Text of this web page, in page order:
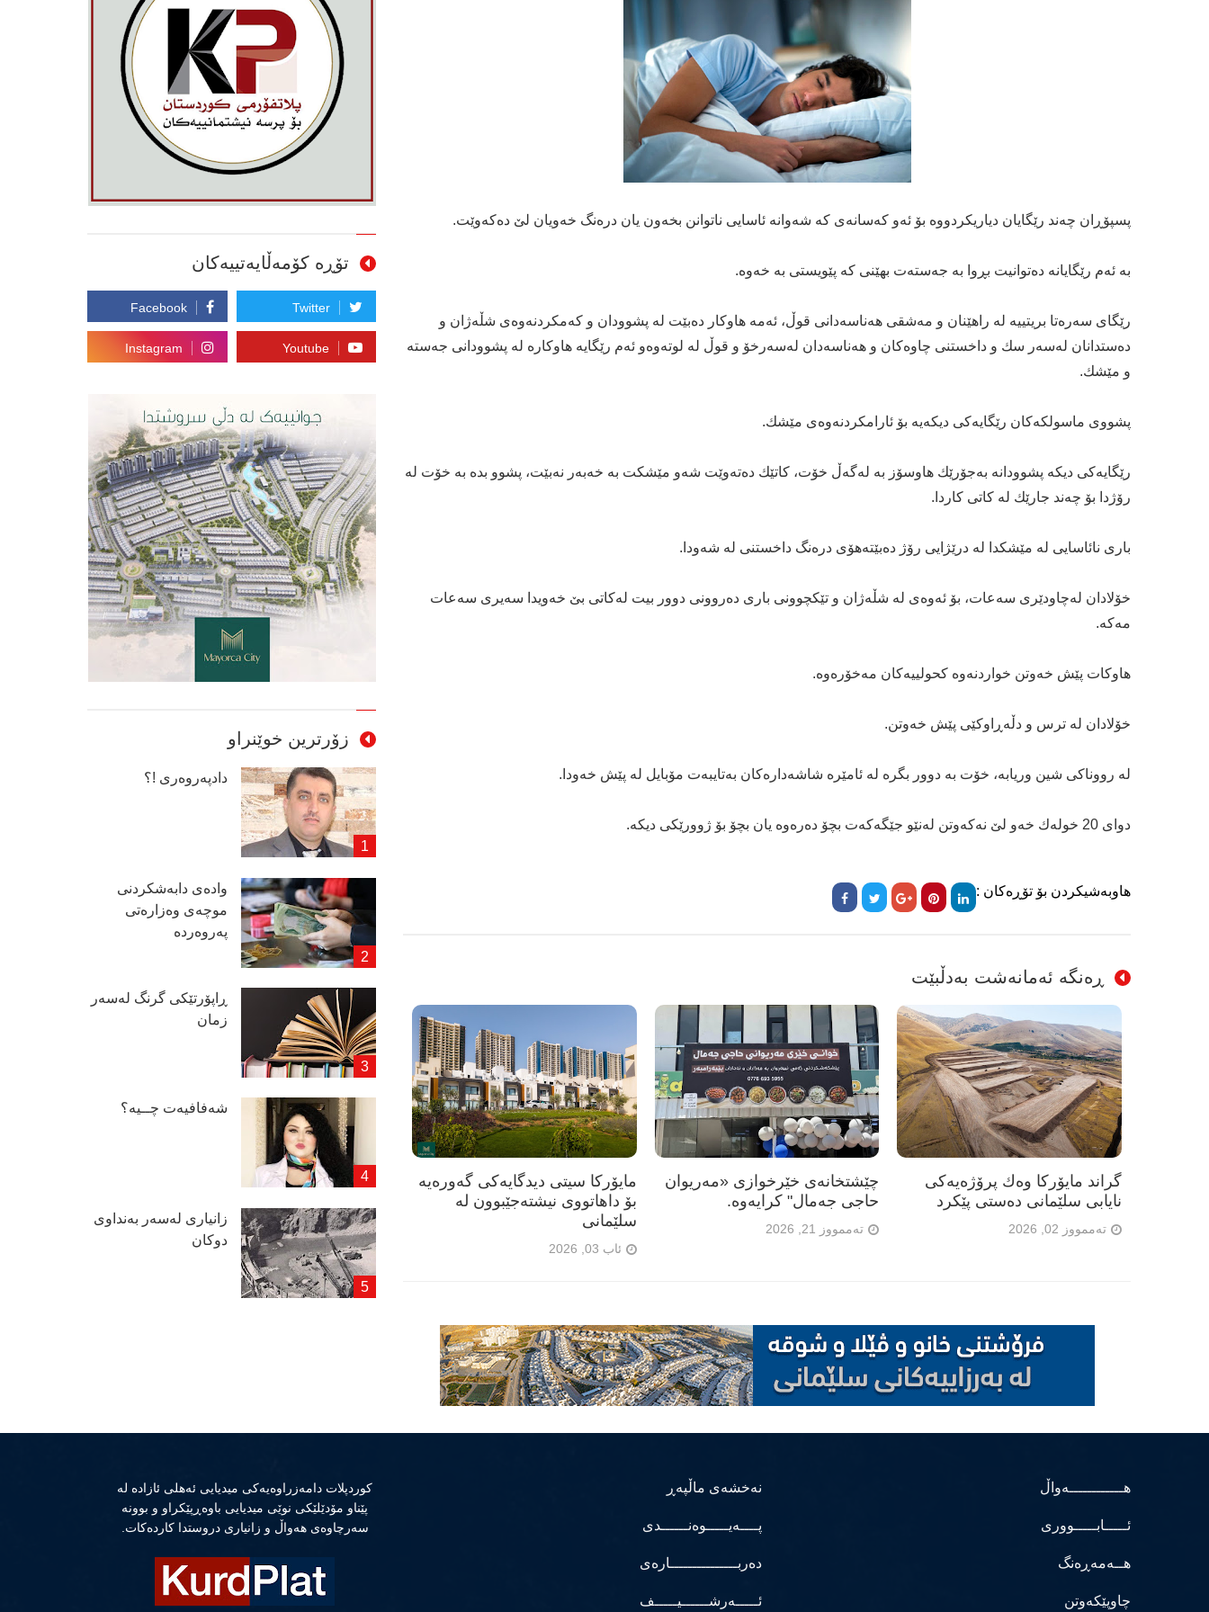
پسپۆڕان چەند رێگایان دیاریكردووە بۆ ئەو كەسانەی كە شەوانە ئاسایی ناتوانن بخەون یان درەنگ خەویان لێ دەكەوێت.
بە ئەم رێگایانە دەتوانیت بڕوا بە جەستەت بهێنی كە پێویستی بە خەوە.
رێگای سەرەتا بریتییە لە راهێنان و مەشقی هەناسەدانی قوڵ، ئەمە هاوكار دەبێت لە پشوودان و كەمكردنەوەی شڵەژان و
دەستدانان لەسەر سك و داخستنی چاوەكان و هەناسەدان لەسەرخۆ و قوڵ لە لوتەوە‌و ئەم رێگایە هاوكارە لە پشوودانی جەستە
و مێشك.
پشووی ماسولكەكان رێگایەكی دیكەیە بۆ ئارامكردنەوەی مێشك.
رێگایەكی دیكە پشوودانە بەجۆرێك هاوسۆز بە لەگەڵ خۆت، كاتێك دەتەوێت شەو مێشكت بە خەبەر نەبێت، پشوو بدە بە خۆت لە
رۆژدا بۆ چەند جارێك لە كاتی كاردا.
باری نائاسایی لە مێشكدا لە درێژایی رۆژ دەبێتەهۆی درەنگ داخستنی لە شەودا.
خۆلادان لەچاودێری سەعات، بۆ ئەوەی لە شڵەژان و تێكچوونی باری دەروونی دوور بیت لەكاتی بێ خەویدا سەیری سەعات
مەكە.
هاوكات پێش خەوتن خواردنەوە كحولییەكان مەخۆرەوە.
خۆلادان لە ترس و دڵەڕاوكێی پێش خەوتن.
لە رووناكی شین وریابە، خۆت بە دوور بگرە لە ئامێرە شاشەدارەكان بەتایبەت مۆبایل لە پێش خەودا.
دوای 20 خولەك خەو لێ نەكەوتن لەنێو جێگەكەت بچۆ دەرەوە یان بچۆ بۆ ژوورێكی دیكە.
هاوبەشیکردن بۆ تۆڕەکان :
ڕەنگە ئەمانەشت بەدڵبێت
مایۆرکا سیتی دیدگایەکی گەورەیە
بۆ داهاتووی نیشتەجێبوون لە
سلێمانی
ئاب 03, 2026
چێشتخانەی خێرخوازی «مەریوان
حاجی جەمال" كرایه‌وه‌.
تەممووز 21, 2026
گراند مایۆرکا وەك پرۆژەیەکی
نایابی سلێمانی دەستی پێکرد
تەممووز 02, 2026
تۆڕە کۆمەڵایەتییەکان
زۆرترین خوێنراو
دادپەروەری !؟
وادەی دابەشكردنی
موچەی وەزارەتی
پەروەردە
ڕاپۆرتێكی گرنگ لەسەر
زمان
شەفافیەت چــیە؟
زانیاری لەسەر بەنداوی
دوكان
هــــــــــــەواڵ
ئـــــابـــــووری
هــەمەڕەنگ
چاوپێکەوتن
نەخشەی ماڵپەڕ
پــــەیـــــوەنــــــدی
دەربـــــــــــــــارەی
ئـــــەرشــــــیـــــف
كوردپلات دامەزراوەیەكی میدیایی ئەهلی ئازادە لە
پێناو مۆدێلێكی نوێی میدیایی باوەڕپێكراو و بوونە
سەرچاوەی هەواڵ و زانیاری دروستدا كاردەكات.